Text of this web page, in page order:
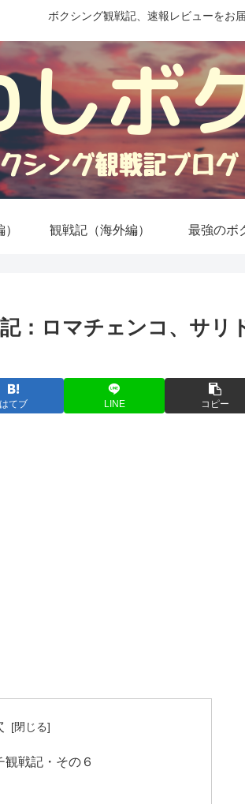
ボクシング観戦記、速報レビューをお
観戦記（海外編） 最強のボ
：ロマチェンコ、サリ
はてブ LINE コピー
戦記・その６